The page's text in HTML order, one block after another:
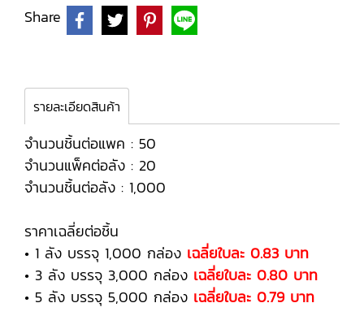
Share
รายละเอียดสินค้า
จำนวนชิ้นต่อแพค : 50
จำนวนแพ็คต่อลัง : 20
จำนวนชิ้นต่อลัง : 1,000
ราคาเฉลี่ยต่อชิ้น
• 1 ลัง บรรจุ 1,000 กล่อง เฉลี่ยใบละ 0.83 บาท
• 3 ลัง บรรจุ 3,000 กล่อง เฉลี่ยใบละ 0.80 บาท
• 5 ลัง บรรจุ 5,000 กล่อง เฉลี่ยใบละ 0.79 บาท